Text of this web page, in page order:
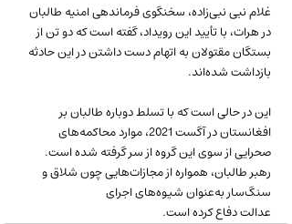
غلام نبی نبی‌زاده، سخنگوی فرماندهی امنیه طالبان
در هرات، با تأیید این رویداد، گفته است که دو تن از
بستگان مقتولان به اتهام دست داشتن در این حادثه
بازداشت شده‌اند.
این در حالی است که با تسلط دوباره طالبان بر
افغانستان در آگست 2021، موارد محاکمه‌های
صحرایی از سوی این گروه از سر گرفته شده است.
رهبر طالبان، همواره از مجازات‌هایی چون شلاق و
سنگ‌سار به‌عنوان شیوه‌های اجرای
عدالت دفاع کرده است.